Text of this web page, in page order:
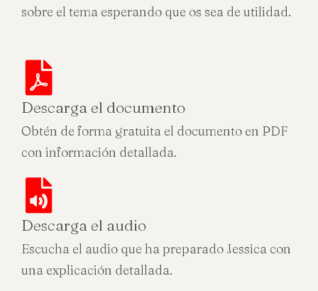
sobre el tema esperando que os sea de utilidad.
Descarga el documento
Obtén de forma gratuita el documento en PDF
con información detallada.
Descarga el audio
Escucha el audio que ha preparado Jessica con
una explicación detallada.